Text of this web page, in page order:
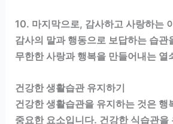
10. 마지막으로, 감사하고 사랑하는
감사의 말과 행동으로 보답하는 습관
무한한 사랑과 행복을 만들어내는 열
건강한 생활습관 유지하기
건강한 생활습관을 유지하는 것은 행
중요한 요소입니다. 건강한 식습관을